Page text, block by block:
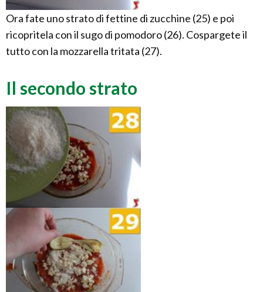
Ora fate uno strato di fettine di zucchine (25) e poi
ricopritela con il sugo di pomodoro (26). Cospargete il
tutto con la mozzarella tritata (27).
Il secondo strato